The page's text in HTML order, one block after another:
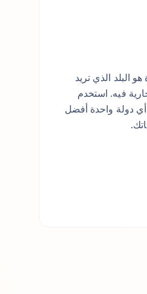
البلد الذي تريد
فيه. استخدم
دولة واحدة أفضل